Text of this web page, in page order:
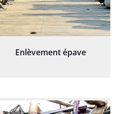
Enlèvement épave